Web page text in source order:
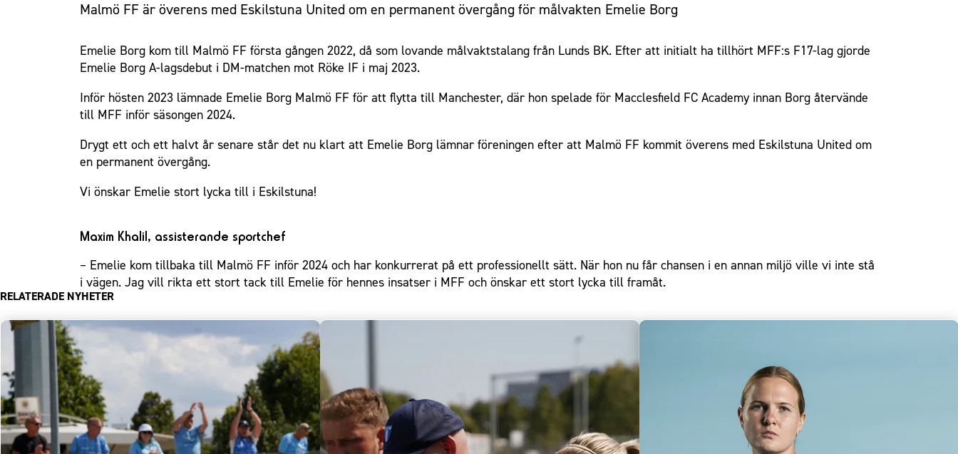
Malmö FF är överens med Eskilstuna United om en permanent övergång för målvakten Emelie Borg
Emelie Borg kom till Malmö FF första gången 2022, då som lovande målvaktstalang från Lunds BK. Efter att initialt ha tillhört MFF:s F17-lag gjorde
Emelie Borg A-lagsdebut i DM-matchen mot Röke IF i maj 2023.
Inför hösten 2023 lämnade Emelie Borg Malmö FF för att flytta till Manchester, där hon spelade för Macclesfield FC Academy innan Borg återvände
till MFF inför säsongen 2024.
Drygt ett och ett halvt år senare står det nu klart att Emelie Borg lämnar föreningen efter att Malmö FF kommit överens med Eskilstuna United om
en permanent övergång.
Vi önskar Emelie stort lycka till i Eskilstuna!
Maxim Khalil, assisterande sportchef
– Emelie kom tillbaka till Malmö FF inför 2024 och har konkurrerat på ett professionellt sätt. När hon nu får chansen i en annan miljö ville vi inte stå
i vägen. Jag vill rikta ett stort tack till Emelie för hennes insatser i MFF och önskar ett stort lycka till framåt.
RELATERADE NYHETER